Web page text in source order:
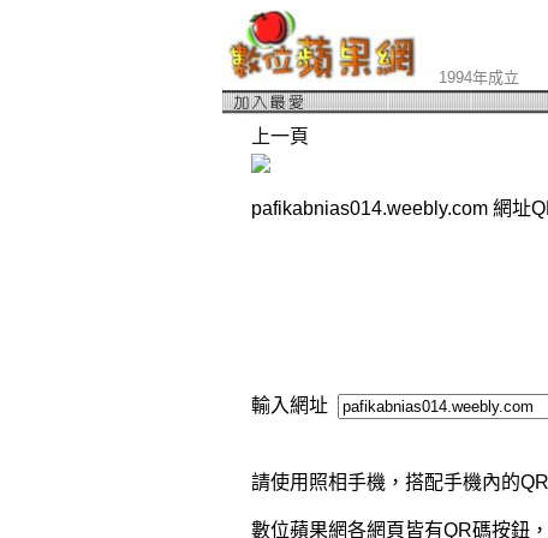
1994年成立
上一頁
pafikabnias014.weebly.com 網址
輸入網址
請使用照相手機，搭配手機內的
數位蘋果網各網頁皆有QR碼按鈕